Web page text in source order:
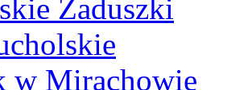
Zaduszki
w Mirachowie